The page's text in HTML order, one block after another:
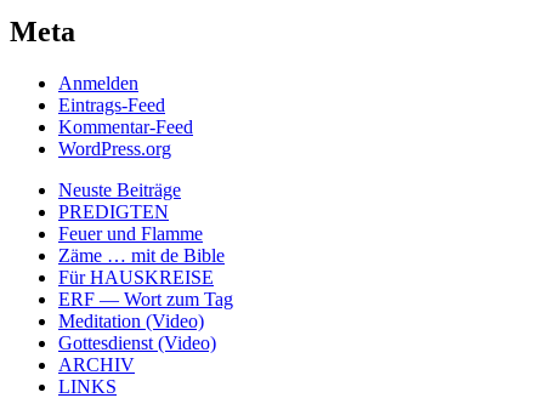
Meta
Anmelden
Eintrags-Feed
Kommentar-Feed
WordPress.org
Neuste Beiträge
PREDIGTEN
Feuer und Flamme
Zäme … mit de Bible
Für HAUSKREISE
ERF — Wort zum Tag
Meditation (Video)
Gottesdienst (Video)
ARCHIV
LINKS